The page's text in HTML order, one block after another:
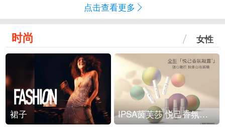
点击查看更多
时尚 女性
裙子 IPSA茵芙莎 悦己香氛凝露上市